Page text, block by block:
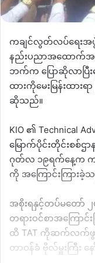
ကချင်လွတ်လပ်ရေးအဖွဲ့
နည်းပညာအထောက်အ
ဘက်က ပြောဆိုလာပြီ
ထားကိုမေးမြန်းထား
ဆိုသည်။
KIO ၏ Technical
မြောက်ပိုင်းတိုင်းစစ်ဌ
ဂုတ်လ ၁၉ရက်နေ့က ကခ
ကို အကြောင်းကြားခဲ့
အစိုးရနှင့်တပ်မတော်
တရားဝင်စာအကြောင်
ထိ TAT ကိုဆက်လက်ဖွင့်
တာဝန်ခံ ဗိုလ်မှူးကြီး